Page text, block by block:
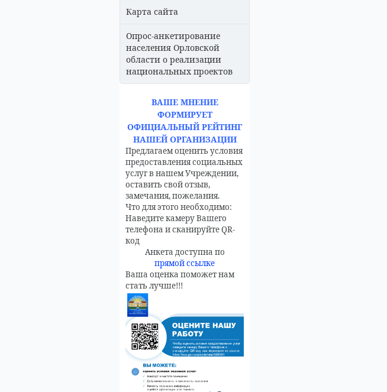
Карта сайта
Опрос-анкетирование
населения Орловской
области о реализации
национальных проектов
ВАШЕ МНЕНИЕ
ФОРМИРУЕТ
ОФИЦИАЛЬНЫЙ РЕЙТИНГ
НАШЕЙ ОРГАНИЗАЦИИ
Предлагаем оценить условия
предоставления социальных
услуг в нашем Учреждении,
оставить свой отзыв,
замечания, пожелания.
Что для этого необходимо:
Наведите камеру Вашего
телефона и сканируйте QR-
код
Анкета доступна по
прямой ссылке
Ваша оценка поможет нам
стать лучше!!!